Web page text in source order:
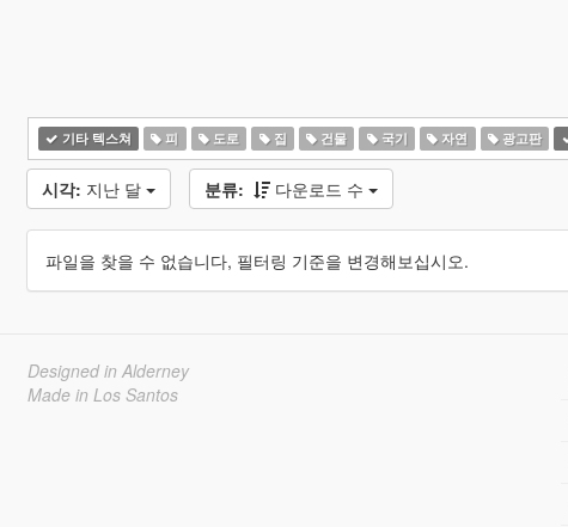
기타 텍스쳐 피 도로 집 건물 국기 자연 광고판
시각: 지난 달 분류: 다운로드 수
파일을 찾을 수 없습니다, 필터링 기준을 변경해보십시오.
Designed in Alderney
Made in Los Santos